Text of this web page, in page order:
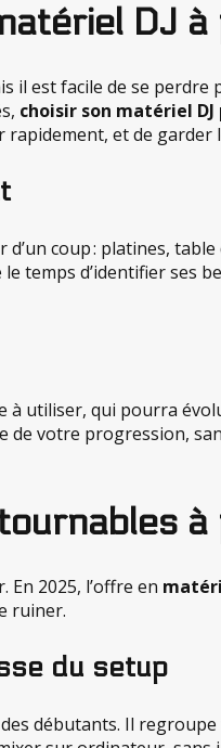
DJ
il est facile de se
choisir son matériel DJ
et de garder
coup : platines,
d’identifier ses
à utiliser, qui pourra
votre progression,
2025, l’offre en
ruiner.
du setup
débutants. Il